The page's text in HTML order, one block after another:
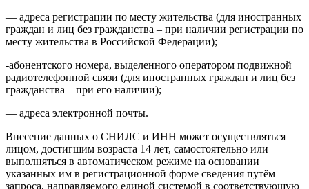
— адреса регистрации по месту жительства (для иностранных
граждан и лиц без гражданства – при наличии регистрации по
месту жительства в Российской Федерации);
-абонентского номера, выделенного оператором подвижной
радиотелефонной связи (для иностранных граждан и лиц без
гражданства – при его наличии);
— адреса электронной почты.
Внесение данных о СНИЛС и ИНН может осуществляться
лицом, достигшим возраста 14 лет, самостоятельно или
выполняться в автоматическом режиме на основании
указанных им в регистрационной форме сведения путём
запроса, направляемого единой системой в соответствующую